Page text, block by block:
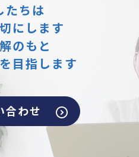
たちは
にします
のもと
目指します
合わせ